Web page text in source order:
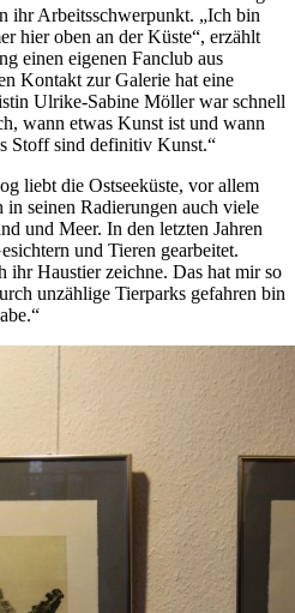
ihr Arbeitsschwerpunkt. „Ich bin
hier oben an der Küste“, erzählt
einen eigenen Fanclub aus
Kontakt zur Galerie hat eine
Ulrike-Sabine Möller war schnell
wann etwas Kunst ist und wann
Stoff sind definitiv Kunst.“
liebt die Ostseeküste, vor allem
seinen Radierungen auch viele
und Meer. In den letzten Jahren
und Tieren gearbeitet.
ihr Haustier zeichne. Das hat mir so
unzählige Tierparks gefahren bin